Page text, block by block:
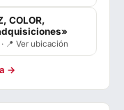
COLOR,
📍 Ver ubicación
→